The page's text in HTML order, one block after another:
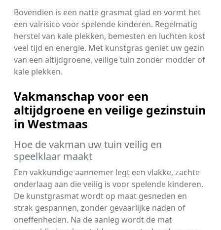
Bovendien is een natte grasmat glad en vormt het
een valrisico voor spelende kinderen. Regelmatig
herstel van kale plekken, bemesten en luchten kost
veel tijd en energie. Met kunstgras geniet uw gezin
van een altijdgroene, veilige tuin zonder modder of
kale plekken.
Vakmanschap voor een
altijdgroene en veilige gezinstuin
in Westmaas
Hoe de vakman uw tuin veilig en
speelklaar maakt
Een vakkundige aannemer legt een vlakke, zachte
onderlaag aan die veilig is voor spelende kinderen.
De kunstgrasmat wordt op maat gesneden en
strak gespannen, zonder gevaarlijke naden of
oneffenheden. Na de aanleg wordt de mat